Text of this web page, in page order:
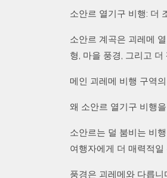
소안르 열기구 비행: 더
소안르 계곡은 괴레메
형, 마을 풍경, 그리고
메인 괴레메 비행 구역
왜 소안르 열기구 비행
소안르는 덜 붐비는 비
여행자에게 더 매력적일
풍경은 괴레메와 다릅